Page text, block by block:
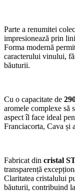
Parte a renumitei
impresionează prin
Forma modernă
caracterului vinului,
băuturii.
Cu o capacitate de
aromele complexe să
aspect îl face ideal
Franciacorta, Cava și
Fabricat din cristal
transparență
Claritatea cristalului
băuturii, contribuind